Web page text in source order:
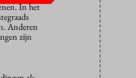
In het
Anderen
zijn